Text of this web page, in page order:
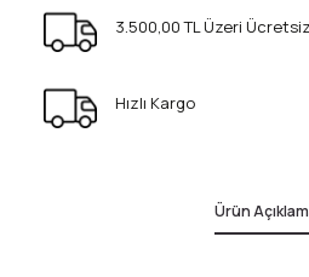
3.500,00 TL Üzeri
Hızlı Kargo
Ürün